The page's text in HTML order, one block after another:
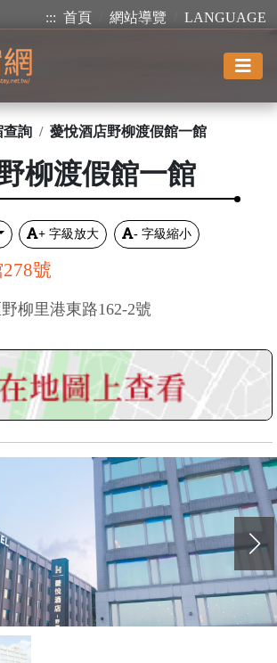
::: 首頁 網站導覽 LANGUAGE
查詢 薆悅酒店野柳渡假館一館
柳渡假館一館
+ 字級放大 - 字級縮小
號
柳里港東路162-2號